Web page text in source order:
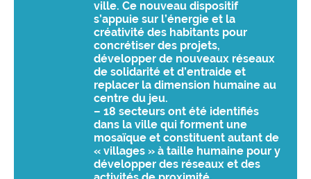
ville. Ce nouveau dispositif
s’appuie sur l’énergie et la
créativité des habitants pour
concrétiser des projets,
développer de nouveaux réseaux
de solidarité et d’entraide et
replacer la dimension humaine au
centre du jeu.
– 18 secteurs ont été identifiés
dans la ville qui forment une
mosaïque et constituent autant de
« villages » à taille humaine pour y
développer des réseaux et des